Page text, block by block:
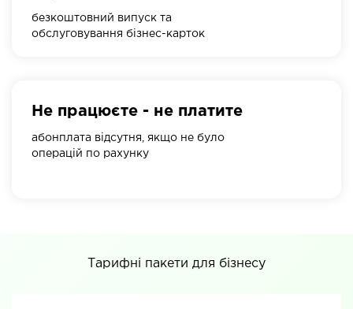
безкоштовний випуск та
обслуговування бізнес-карток
Не працюєте - не платите
абонплата відсутня, якщо не було
операцій по рахунку
Тарифні пакети для бізнесу